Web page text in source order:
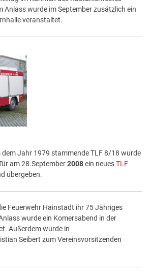
Anlass wurde im September zusätzlich ein
veranstaltet.
Jahr 1979 stammende TLF 8/18 wurde
am 28.September2008ein neuesTLF
übergeben.
Feuerwehr Hainstadt ihr 75 Jähriges
wurde ein Komersabend in der
Außerdem wurde in
Seibert zum Vereinsvorsitzenden